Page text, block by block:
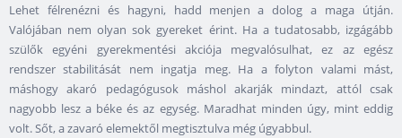
Lehet félrenézni és hagyni, hadd menjen a dolog a maga útján.
Valójában nem olyan sok gyereket érint. Ha a tudatosabb, izgágább
szülők egyéni gyerekmentési akciója megvalósulhat, ez az egész
rendszer stabilitását nem ingatja meg. Ha a folyton valami mást,
máshogy akaró pedagógusok máshol akarják mindazt, attól csak
nagyobb lesz a béke és az egység. Maradhat minden úgy, mint eddig
volt. Sőt, a zavaró elemektől megtisztulva még úgyabbul.